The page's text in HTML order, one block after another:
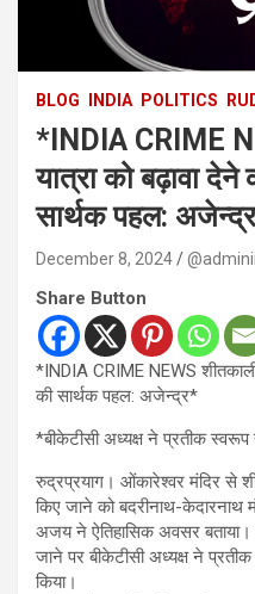
BLOG INDIA POLITICS
*INDIA CRIME
यात्रा को बढ़ावा
सार्थक पहल:
December 8, 2024
Share Button
*INDIA CRIME NEWS
की सार्थक पहल: अजेन्द्र*
*बीकेटीसी अध्यक्ष ने प्रतीक
रुद्रप्रयाग। ओंकारेश्वर मंदिर से
किए जाने को बदरीनाथ-केदारनाथ
अजय ने ऐतिहासिक अवसर बताया।
जाने पर बीकेटीसी अध्यक्ष ने
किया।